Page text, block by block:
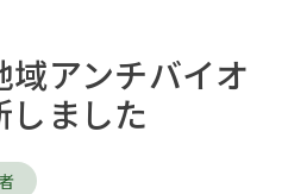
域アンチバイオ
しました